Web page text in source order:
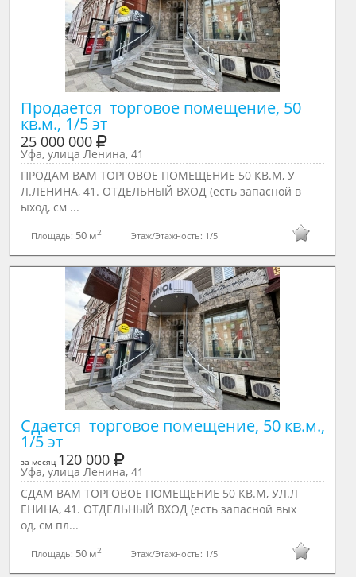
Продается  торговое помещение, 50
кв.м., 1/5 эт
25 000 000
Уфа, улица Ленина, 41
ПРОДАМ ВАМ ТОРГОВОЕ ПОМЕЩЕНИЕ 50 КВ.М, У
Л.ЛЕНИНА, 41. ОТДЕЛЬНЫЙ ВХОД (есть запасной в
ыход, см ...
Площадь: 50 м2 Этаж/Этажность: 1/5
Сдается  торговое помещение, 50 кв.м.,
1/5 эт
за месяц 120 000
Уфа, улица Ленина, 41
СДАМ ВАМ ТОРГОВОЕ ПОМЕЩЕНИЕ 50 КВ.М, УЛ.Л
ЕНИНА, 41. ОТДЕЛЬНЫЙ ВХОД (есть запасной вых
од, см пл...
Площадь: 50 м2 Этаж/Этажность: 1/5